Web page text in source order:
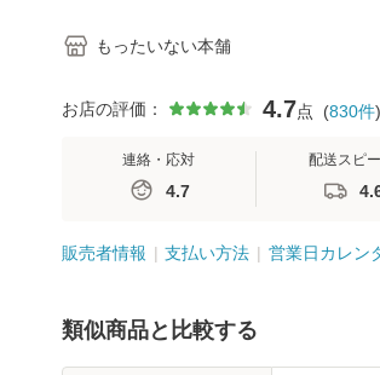
もったいない本舗
お店の評価： 4.7点 (830件)
連絡・応対
4.7
配送スピ
販売者情報 支払い方法 営業日カレン
類似商品と比較する